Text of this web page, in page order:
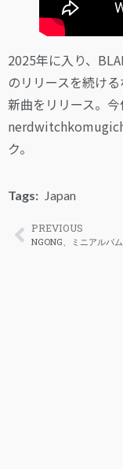
2025年に入り、
のリリースを続け
新曲をリリース。
ク。
Tags: Japan
PREVIOUS